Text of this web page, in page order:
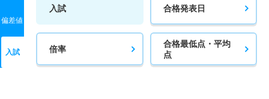
偏差値
入試
入試 合格発表日
倍率
合格最低点・平均
点